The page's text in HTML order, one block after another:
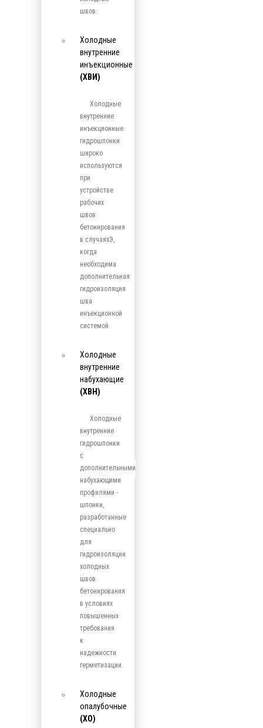
швов.
Холодные
внутренние
инъекционные
(ХВИ)
Холодные
внутренние
инъекционные
гидрошпонки
широко
используются
при
устройстве
рабочих
швов
бетонирования
в случаяхЭ,
когда
необходима
дополнительная
гидроизоляция
шва
инъекционной
системой.
Холодные
внутренние
набухающие
(ХВН)
Холодные
внутренние
гидрошпонки
с
дополнительными
набухающими
профилями -
шпонки,
разработанные
специально
для
гидроизоляции
холодных
швов
бетонирования
в условиях
повышенных
требования
к
надежности
герметизации.
Холодные
опалубочные
(ХО)